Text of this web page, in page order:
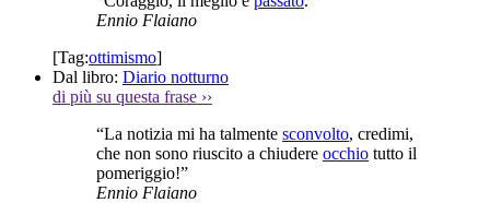
Ennio Flaiano
[Tag:ottimismo]
Dal libro: Diario notturno
di più su questa frase ››
“La notizia mi ha talmente sconvolto, credimi,
che non sono riuscito a chiudere occhio tutto il
pomeriggio!”
Ennio Flaiano